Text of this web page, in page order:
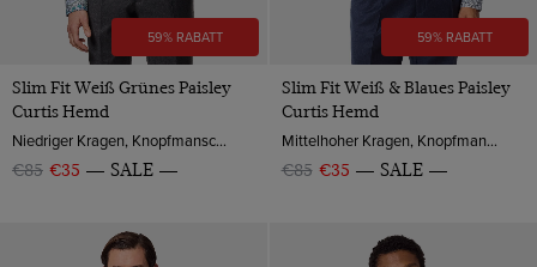
59% RABATT
Slim Fit Weiß Grünes Paisley
Curtis Hemd
Niedriger Kragen, Knopfmanschette, Baumwolle
€85 €35 SALE
59% RABATT
Slim Fit Weiß & Blaues Paisley
Curtis Hemd
Mittelhoher Kragen, Knopfmanschette, Baumwolle
€85 €35 SALE